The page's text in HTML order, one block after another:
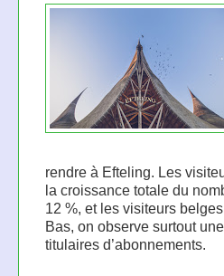
rendre à Efteling. Les
la croissance totale du
12 %, et les visiteurs
Bas, on observe surtout
titulaires d’abonnements.